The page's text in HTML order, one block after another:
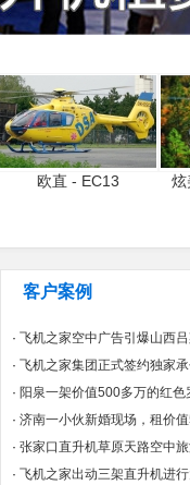
欧直 - EC13 炫
客户案例
· 飞机之家空中广告引爆山西
· 飞机之家集团正式签约独家
· 阳泉一架价值500多万的红
· 济南一小伙新婚现场，租价
· 张家口直升机草原天路空中
· 飞机之家出动三架直升机进